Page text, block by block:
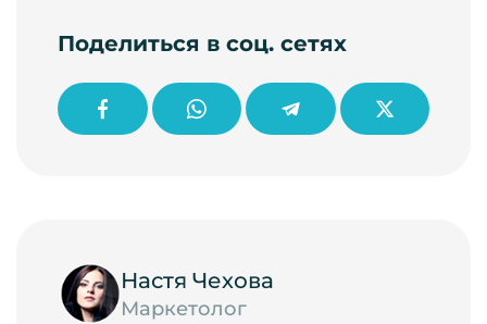
Поделиться в соц. сетях
Настя Чехова
Маркетолог